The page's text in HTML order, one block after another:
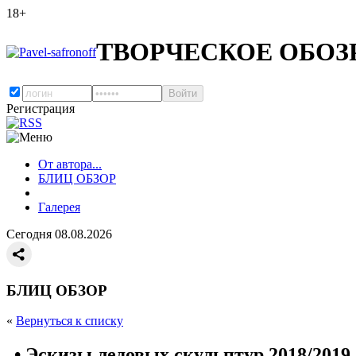
18+
ТВОРЧЕСКОЕ
Регистрация
От автора...
БЛИЦ ОБЗОР
Галерея
Сегодня 08.08.2026
БЛИЦ ОБЗОР
« Вернуться к списку